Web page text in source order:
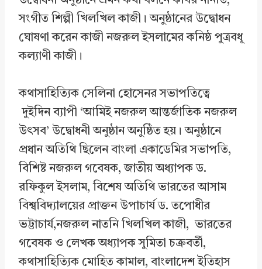
সংগীত শিল্পী খিলখিল কাজী। অনুষ্ঠানের উদ্বোধন
ঘোষণা করেন কাজী নজরুল ইসলামের কনিষ্ঠ পুত্রবধূ
কল্যাণী কাজী।
কথাসাহিত্যিক সেলিনা হোসেনর সভাপতিত্বে
দুইদিন ব্যাপী ‘আমিই নজরুল আন্তর্জাতিক নজরুল
উৎসব’ উদ্বোধনী অনুষ্ঠান অনুষ্ঠিত হয়। অনুষ্ঠানে
প্রধান অতিথি ছিলেন বাংলা একাডেমির সভাপতি,
বিশিষ্ট নজরুল গবেষক, জাতীয় অধ্যাপক ড.
রফিকুল ইসলাম, বিশেষ অতিথি ভারতের আসাম
বিশ্ববিদ্যালয়ের প্রাক্তন উপাচার্য ড. তপোধীর
ভট্টাচার্য,নজরুল নাতনি খিলখিল কাজী, ভারতের
গবেষক ও লেখক অধ্যাপক সুমিতা চক্রবর্তী,
কথাসাহিত্যিক মোহিত কামাল, বাংলাদেশ ইতিহাস